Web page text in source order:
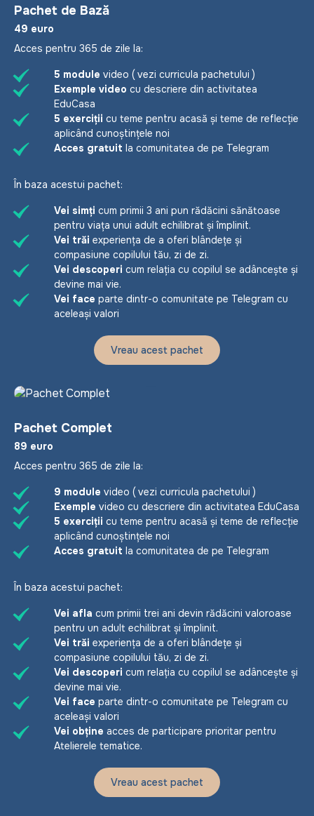
Pachet de Bază
49 euro
Acces pentru 365 de zile la:
5 module video ( vezi curricula pachetului )
Exemple video cu descriere din activitatea
EduCasa
5 exerciții cu teme pentru acasă și teme de reflecție
aplicând cunoștințele noi
Acces gratuit la comunitatea de pe Telegram
În baza acestui pachet:
Vei simți cum primii 3 ani pun rădăcini sănătoase
pentru viața unui adult echilibrat și împlinit.
Vei trăi experiența de a oferi blândețe și
compasiune copilului tău, zi de zi.
Vei descoperi cum relația cu copilul se adâncește și
devine mai vie.
Vei face parte dintr-o comunitate pe Telegram cu
aceleași valori
Vreau acest pachet
Pachet Complet
89 euro
Acces pentru 365 de zile la:
9 module video ( vezi curricula pachetului )
Exemple video cu descriere din activitatea EduCasa
5 exerciții cu teme pentru acasă și teme de reflecție
aplicând cunoștințele noi
Acces gratuit la comunitatea de pe Telegram
În baza acestui pachet:
Vei afla cum primii trei ani devin rădăcini valoroase
pentru un adult echilibrat și împlinit.
Vei trăi experiența de a oferi blândețe și
compasiune copilului tău, zi de zi.
Vei descoperi cum relația cu copilul se adâncește și
devine mai vie.
Vei face parte dintr-o comunitate pe Telegram cu
aceleași valori
Vei obține acces de participare prioritar pentru
Atelierele tematice.
Vreau acest pachet